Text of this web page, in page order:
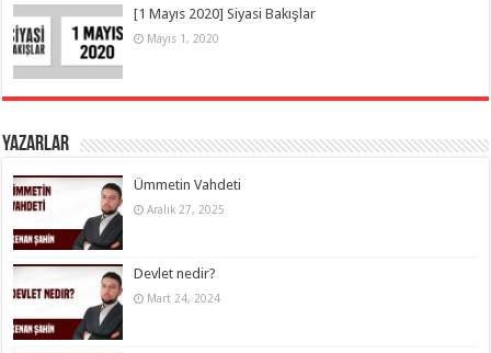
[1 Mayıs 2020] Siyasi Bakışlar
Mayıs 1, 2020
Yazarlar
Ümmetin Vahdeti
Aralık 27, 2025
Devlet nedir?
Mart 24, 2024